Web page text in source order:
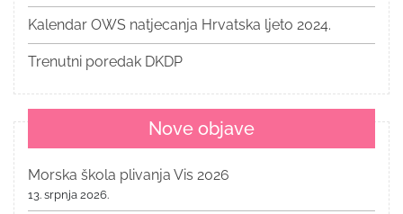
Kalendar OWS natjecanja Hrvatska ljeto 2024.
Trenutni poredak DKDP
Nove objave
Morska škola plivanja Vis 2026
13. srpnja 2026.